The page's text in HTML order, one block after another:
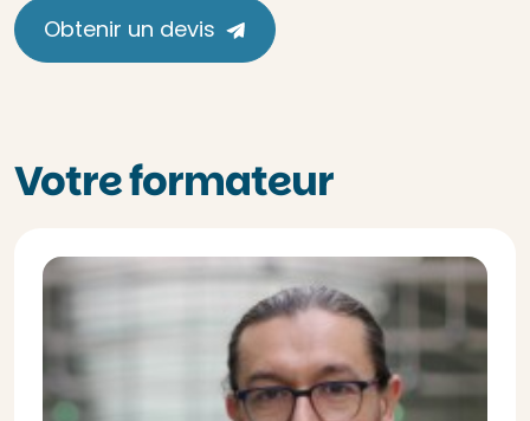
Obtenir un devis
Votre formateur